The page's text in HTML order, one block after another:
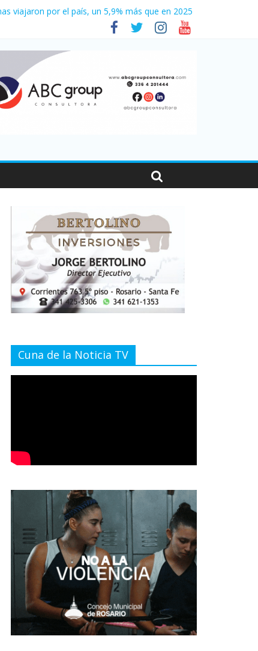
viajaron por el país, un 5,9% más que en 2025
Santa Fe
Cuna de la Noticia TV